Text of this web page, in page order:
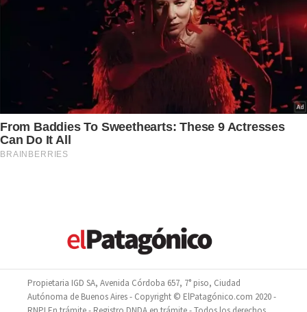
Propietaria IGD SA, Avenida Córdoba 657, 7° piso, Ciudad
Autónoma de Buenos Aires - Copyright © ElPatagónico.com 2020 -